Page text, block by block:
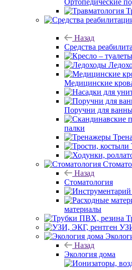
Ортопедические
Назад
Средства
Медицинские
Поручни для
палки
Назад
Стоматология
материалы
Назад
Экология дома